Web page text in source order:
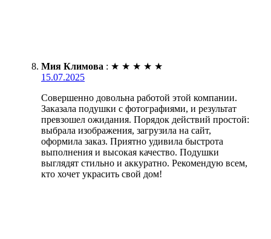
Мия Климова : ★ ★ ★ ★ ★
15.07.2025
Совершенно довольна работой этой компании.
Заказала подушки с фотографиями, и результат
превзошел ожидания. Порядок действий простой:
выбрала изображения, загрузила на сайт,
оформила заказ. Приятно удивила быстрота
выполнения и высокая качество. Подушки
выглядят стильно и аккуратно. Рекомендую всем,
кто хочет украсить свой дом!